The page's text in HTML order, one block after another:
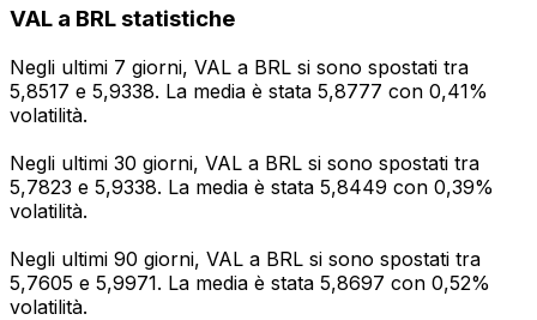
VAL a BRL statistiche
Negli ultimi 7 giorni, VAL a BRL si sono spostati tra
5,8517 e 5,9338. La media è stata 5,8777 con 0,41%
volatilità.
Negli ultimi 30 giorni, VAL a BRL si sono spostati tra
5,7823 e 5,9338. La media è stata 5,8449 con 0,39%
volatilità.
Negli ultimi 90 giorni, VAL a BRL si sono spostati tra
5,7605 e 5,9971. La media è stata 5,8697 con 0,52%
volatilità.